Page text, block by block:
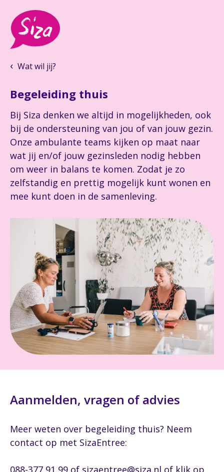
Wat wil jij?
Begeleiding thuis
Bij Siza denken we altijd in mogelijkheden, ook
bij de ondersteuning van jou of van jouw gezin.
Onze ambulante teams kijken op maat naar
wat jij en/of jouw gezinsleden nodig hebben
om weer in balans te komen. Zodat je zo
zelfstandig en prettig mogelijk kunt wonen en
mee kunt doen in de samenleving.
Aanmelden, vragen of advies
Meer weten over begeleiding thuis? Neem
contact op met SizaEntree:
088-377 91 99 of sizaentree@siza.nl of klik op